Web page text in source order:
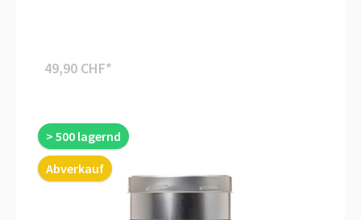
49,90 CHF*
> 500 lagernd
Abverkauf